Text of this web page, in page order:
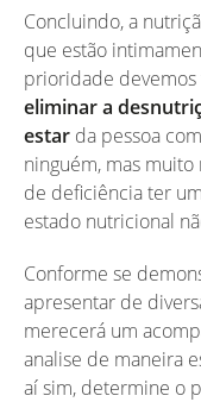
Concluindo, a
que estão
prioridade
eliminar a
estar da pessoa
ninguém, mas
de deficiência ter
estado nutricional
Conforme se
apresentar de
merecerá um
analise de maneira
aí sim, determine o